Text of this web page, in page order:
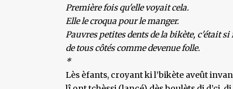
Première fois qu'elle voyait cela.
Elle le croqua pour le manger.
Pauvres petites dents de la bikète, c'était
de tous côtés comme devenue folle.
*
Lès èfants, croyant ki l’bikète aveût